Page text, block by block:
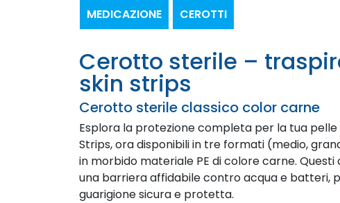
MEDICAZIONE CEROTTI
cerotto sterile – traspirante –
skin strips
Cerotto sterile classico color carne
Esplora la protezione completa per la tua pelle
Strips, ora disponibili in tre formati (medio,
in morbido materiale PE di colore carne.
una barriera affidabile contro acqua e batteri,
guarigione sicura e protetta.